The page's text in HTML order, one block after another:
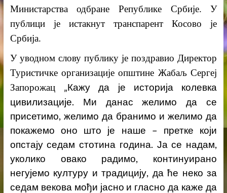
Министарства одбране Републике Србије. У
публици је истакнут транспарент Косово је
Србија.
У уводном слову публику је поздравио Директор
Туристичке организације општине Жабаљ Сергеј
Запорожац „Кажу да је историја колевка
цивилизације. Ми данас желимо да се
присетимо, желимо да бранимо и желимо да
покажемо оно што је наше – претке који
опстају седам стотина година. Ја се надам,
уколико овако радимо, континуирано
негујемо културу и традицију, да ће неко за
седам векова мођи јасно и гласно да каже да